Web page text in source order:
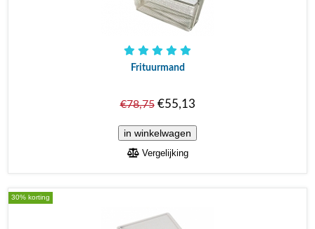
Frituurmand
€78,75€55,13
Vergelijking
30% korting